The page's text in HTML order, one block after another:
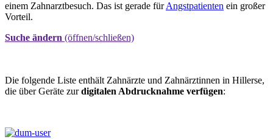
einem Zahnarztbesuch. Das ist gerade fürAngstpatienten ein großer
Vorteil.
Suche ändern (öffnen/schließen)
Die folgende Liste enthält Zahnärzte und Zahnärztinnen in Hillerse,
die über Geräte zurdigitalen Abdrucknahme verfügen: